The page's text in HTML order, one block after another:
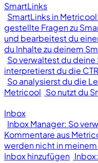
SmartLinks
SmartLinks in
gestellte Fragen zu
und bearbeitest du
du Inhalte zu deinem
So verwaltest du
interpretierst du die
So analysierst du die
Metricool So nutzt du
Inbox
Inbox Manager: So
Kommentare aus
werden nicht in
Inbox hinzufügen